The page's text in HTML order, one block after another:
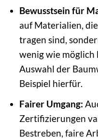
Bewusstsein für
auf Materialien,
tragen sind,
wenig wie möglich
Auswahl der
Beispiel hierfür.
Fairer Umgang:
Zertifizierungen
Bestreben, faire